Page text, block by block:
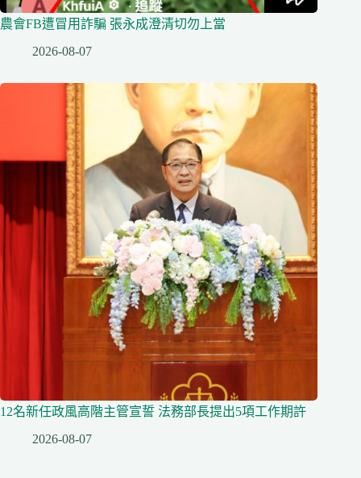
農會FB遭冒用詐騙 張永成澄清切勿上當
2026-08-07
12名新任政風高階主管宣誓 法務部長提出5項工作期許
2026-08-07